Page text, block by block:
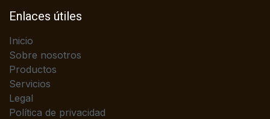
Enlaces útiles
Inicio
Sobre nosotros
Productos
Servicios
Legal
Política de privacidad